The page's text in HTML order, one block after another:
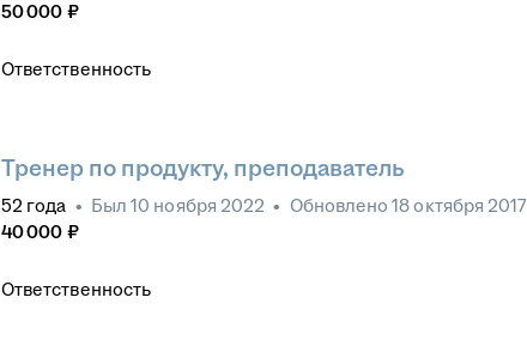
50 000 ₽
Ответственность
Тренер по продукту, преподаватель
52 года • Был 10 ноября 2022 • Обновлено18 октября 2017
40 000 ₽
Ответственность